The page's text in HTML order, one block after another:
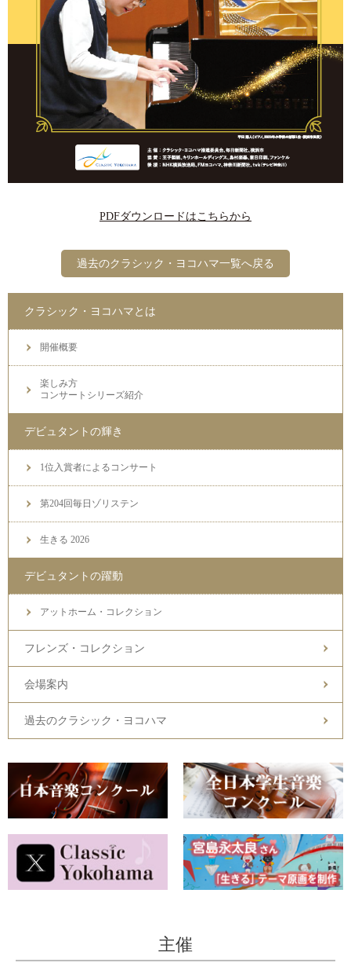
PDFダウンロードはこちらから
過去のクラシック・ヨコハマ一覧へ戻る
クラシック・ヨコハマとは
開催概要
楽しみ方
コンサートシリーズ紹介
デビュタントの輝き
1位入賞者によるコンサート
第204回毎日ゾリステン
生きる 2026
デビュタントの躍動
アットホーム・コレクション
フレンズ・コレクション
会場案内
過去のクラシック・ヨコハマ
主催